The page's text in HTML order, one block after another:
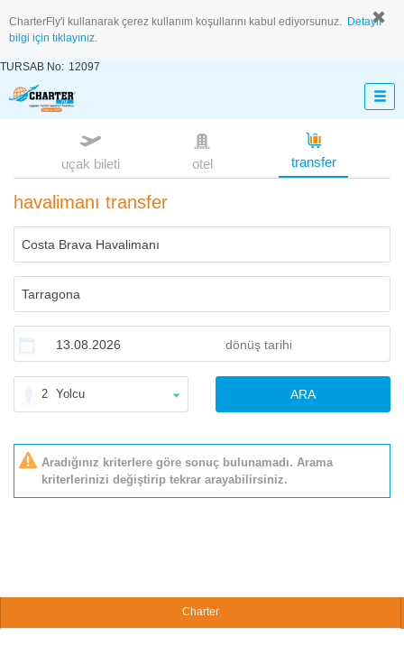
CharterFly'i kullanarak çerez kullanım koşullarını kabul ediyorsunuz. Detaylı
bilgi için tıklayınız.
TURSAB No: 12097
uçak bileti otel transfer
havalimanı transfer
2 Yolcu ARA
Aradığınız kriterlere göre sonuç bulunamadı. Arama
kriterlerinizi değiştirip tekrar arayabilirsiniz.
Charter